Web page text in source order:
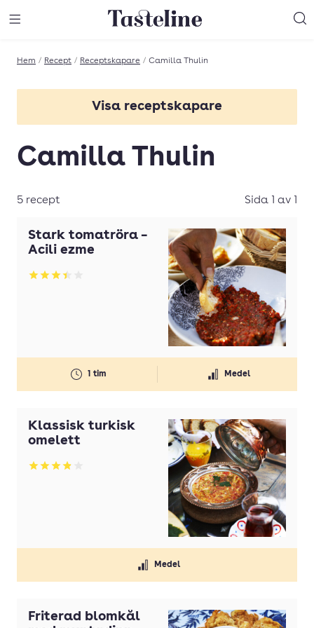
Till Tastelines startsida
Hem / Recept / Receptskapare / Camilla Thulin
Visa receptskapare
Alice Brax
Carina Hejde
Erik Brännström
Fredrik Eriksson
Jon Hansson
Kerstin Eriksson
Liselotte Forslin
Camilla Thulin
5 recept Sida 1 av 1
Stark tomatröra –
Acili ezme
Betyg: 3.4 av 5
1 tim Medel
Klassisk turkisk
omelett
Betyg: 3.87 av 5
Medel
Friterad blomkål